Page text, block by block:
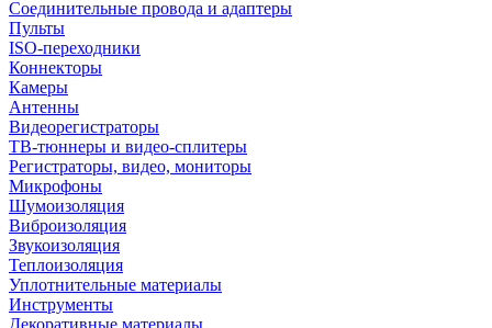
Соединительные провода и адаптеры
Пульты
ISO-переходники
Коннекторы
Камеры
Антенны
Видеорегистраторы
ТВ-тюннеры и видео-сплитеры
Регистраторы, видео, мониторы
Микрофоны
Шумоизоляция
Виброизоляция
Звукоизоляция
Теплоизоляция
Уплотнительные материалы
Инструменты
Декоративные материалы